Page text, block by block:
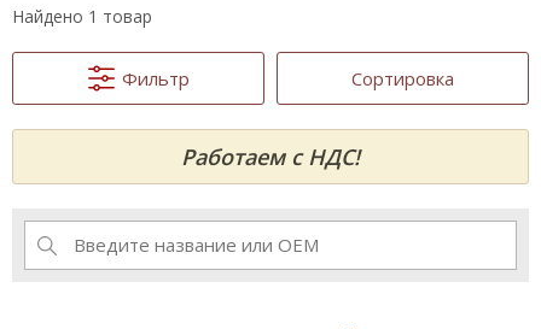
Найдено 1 товар
Фильтр Сортировка
Работаем с НДС!